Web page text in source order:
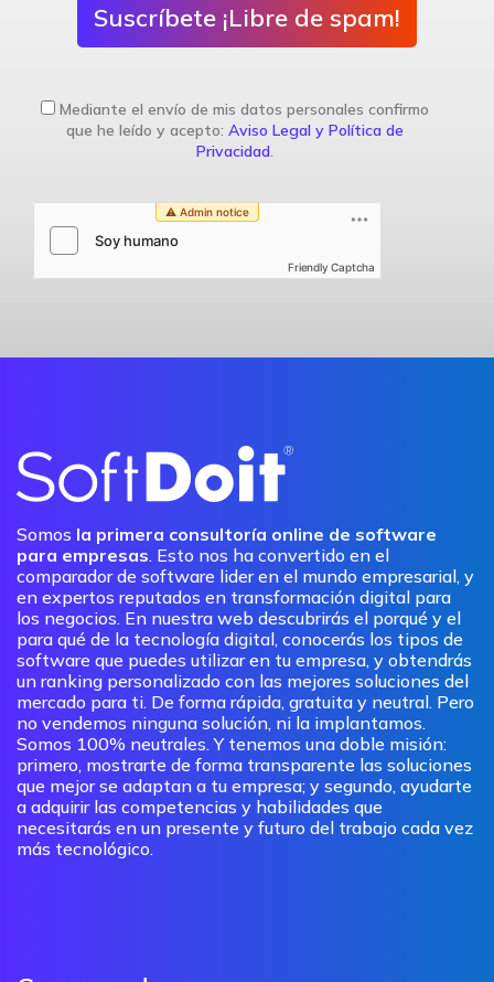
Suscríbete ¡Libre de spam!
Mediante el envío de mis datos personales confirmo
que he leído y acepto: Aviso Legal y Política de
Privacidad
Friendly Captcha
Somos la primera consultoría online de software
para empresas. Esto nos ha convertido en el
comparador de software lider en el mundo empresarial, y
en expertos reputados en transformación digital para
los negocios. En nuestra web descubrirás el porqué y el
para qué de la tecnología digital, conocerás los tipos de
software que puedes utilizar en tu empresa, y obtendrás
un ranking personalizado con las mejores soluciones del
mercado para ti. De forma rápida, gratuita y neutral. Pero
no vendemos ninguna solución, ni la implantamos.
Somos 100% neutrales. Y tenemos una doble misión:
primero, mostrarte de forma transparente las soluciones
que mejor se adaptan a tu empresa; y segundo, ayudarte
a adquirir las competencias y habilidades que
necesitarás en un presente y futuro del trabajo cada vez
más tecnológico.